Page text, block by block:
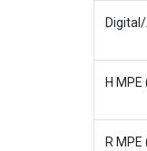
H
R